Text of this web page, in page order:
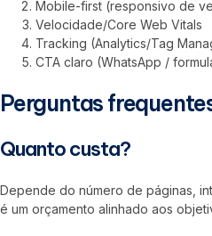
Mobile-first (responsivo de
Velocidade/Core Web Vitals
Tracking (Analytics/Tag
CTA claro (WhatsApp /
Perguntas
Quanto custa?
Depende do número de páginas,
é um orçamento alinhado aos